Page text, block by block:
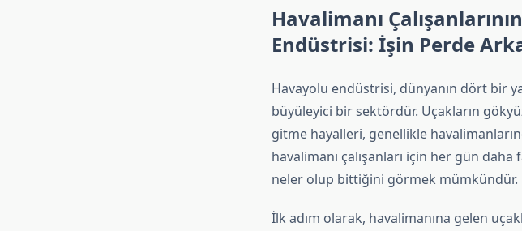
Havalimanı
Endüstrisi: İşin Perde
Havayolu endüstrisi, dünyanın dört bir
büyüleyici bir sektördür. Uçakların
gitme hayalleri, genellikle
havalimanı çalışanları için her gün
neler olup bittiğini görmek mümkündür.
İlk adım olarak, havalimanına gelen